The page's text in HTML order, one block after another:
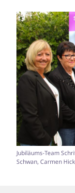
Jubiläums-Team
Schwan, Carmen